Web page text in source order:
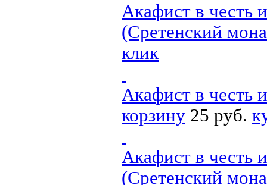
Акафист в честь
(Сретенский
клик
Акафист в честь
корзину 25 руб.
Акафист в честь
(Сретенский